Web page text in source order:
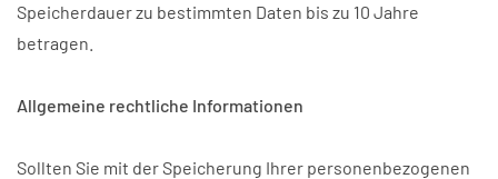
Speicherdauer zu bestimmten Daten bis zu 10 Jahre
betragen.
Allgemeine rechtliche Informationen
Sollten Sie mit der Speicherung Ihrer personenbezogenen